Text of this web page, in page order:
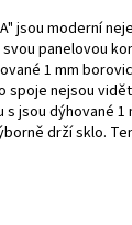
jsou moderní
panelovou
1 mm
nejsou
s jsou dýhované
drží sklo.